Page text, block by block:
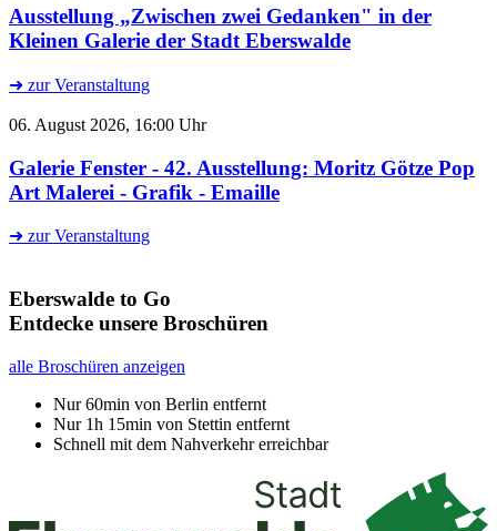
Ausstellung „Zwischen zwei Gedanken" in der
Kleinen Galerie der Stadt Eberswalde
➜ zur Veranstaltung
06. August 2026, 16:00 Uhr
Galerie Fenster - 42. Ausstellung: Moritz Götze Pop
Art Malerei - Grafik - Emaille
➜ zur Veranstaltung
Eberswalde to Go
Entdecke unsere Broschüren
alle Broschüren anzeigen
Nur 60min von Berlin entfernt
Nur 1h 15min von Stettin entfernt
Schnell mit dem Nahverkehr erreichbar